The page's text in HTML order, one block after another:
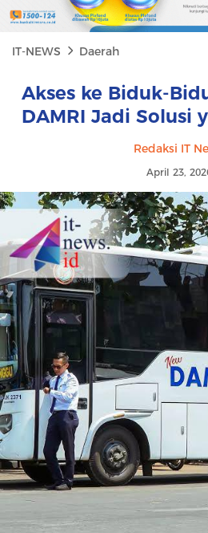
IT-NEWS Daerah
Akses ke Biduk-
DAMRI Jadi Solusi
Redaksi IT
April 23,